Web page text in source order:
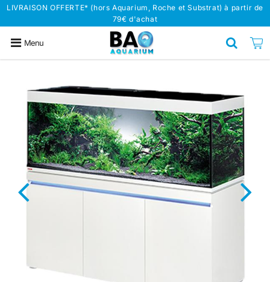
LIVRAISON OFFERTE* (hors Aquarium, Roche et Substrat) à partir de
79€ d'achat
Menu